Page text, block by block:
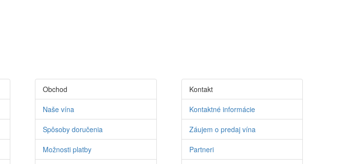
Obchod
Naše vína
Spôsoby doručenia
Možnosti platby
Kontakt
Kontaktné informácie
Záujem o predaj vína
Partneri